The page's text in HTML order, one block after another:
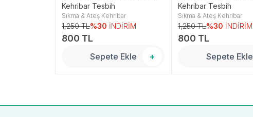
Kehribar Tesbih
Sıkma & Ateş Kehribar
1,250 TL%30 İNDİRİM
800 TL
Sepete Ekle +
Kehribar Tesbih
Sıkma & Ateş Kehribar
1,250 TL%30 İNDİRİM
800 TL
Sepete Ekle